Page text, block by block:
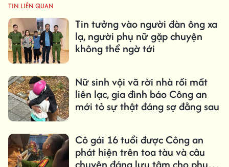
TIN LIÊN QUAN
Tin tưởng vào người đàn ông xa
lạ, người phụ nữ gặp chuyện
không thể ngờ tới
Nữ sinh vội vã rời nhà rồi mất
liên lạc, gia đình báo Công an
mới tỏ sự thật đáng sợ đằng sau
Cô gái 16 tuổi được Công an
phát hiện trên toa tàu và câu